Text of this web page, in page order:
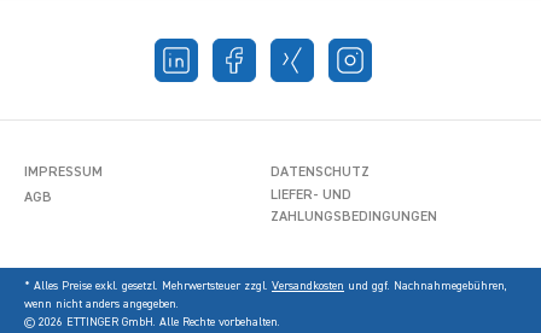
IMPRESSUM
DATENSCHUTZ
AGB
LIEFER- UND
ZAHLUNGSBEDINGUNGEN
* Alles Preise exkl. gesetzl. Mehrwertsteuer zzgl. Versandkosten und ggf. Nachnahmegebühren,
wenn nicht anders angegeben.
© 2026 ETTINGER GmbH. Alle Rechte vorbehalten.